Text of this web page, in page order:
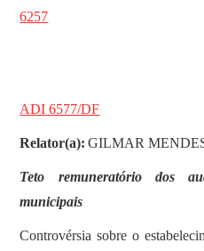
6257
ADI 6577/DF
Relator(a):GILMAR
Teto remuneratório dos
municipais
Controvérsia sobre o